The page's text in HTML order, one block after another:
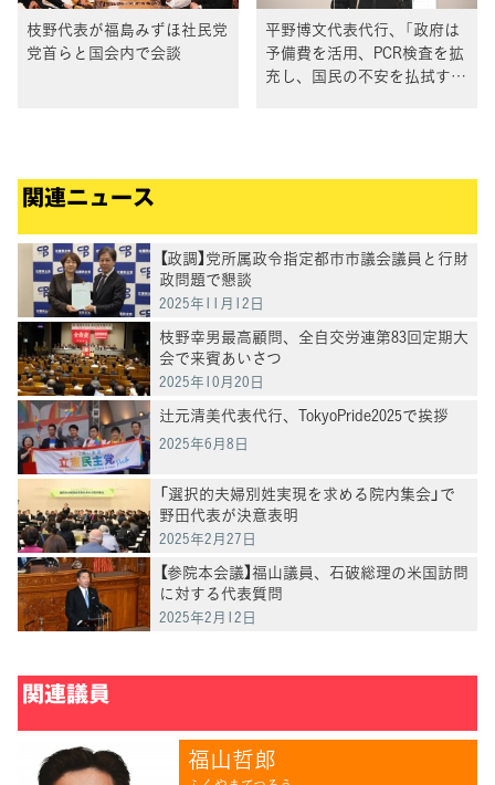
枝野代表が福島みずほ社民党
党首らと国会内で会談
平野博文代表代行、「政府は
予備費を活用、PCR検査を拡
充し、国民の不安を払拭すべ
関連ニュース
【政調】党所属政令指定都市市議会議員と行財
政問題で懇談
2025年11月12日
枝野幸男最高顧問、全自交労連第83回定期大
会で来賓あいさつ
2025年10月20日
辻元清美代表代行、TokyoPride2025で挨拶
2025年6月8日
「選択的夫婦別姓実現を求める院内集会」で
野田代表が決意表明
2025年2月27日
【参院本会議】福山議員、石破総理の米国訪問
に対する代表質問
2025年2月12日
関連議員
福山哲郎